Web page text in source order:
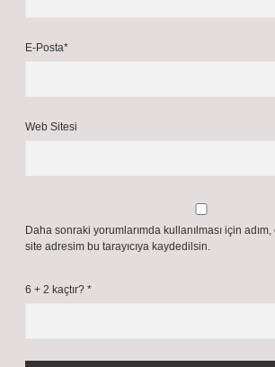
E-Posta*
Web Sitesi
Daha sonraki yorumlarımda kullanılması için
site adresim bu tarayıcıya kaydedilsin.
6 + 2 kaçtır? *